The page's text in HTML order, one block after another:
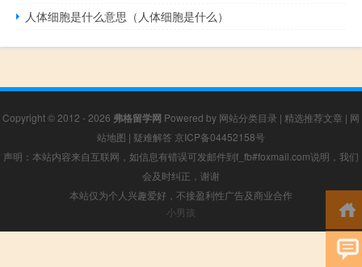
人体细胞是什么意思（人体细胞是什么）
Copyright © 2012 - 2026 弗格留学网 Powered by 网站分类目录 | 精选推荐文章 | 网
站地图 | 疑难解答 京ICP备04452158号
声明：本站内容来自互联网，如信息有错误可发邮件到f_fb#foxmail.com说明，我们
会及时纠正，谢谢
本站仅为个人兴趣爱好，不接盈利性广告及商业合作
小男孩